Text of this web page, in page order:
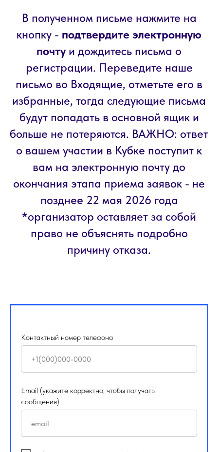
В полученном письме нажмите на
кнопку - подтвердите электронную
почту и дождитесь письма о
регистрации. Переведите наше
письмо во Входящие, отметьте его в
избранные, тогда следующие письма
будут попадать в основной ящик и
больше не потеряются. ВАЖНО: ответ
о вашем участии в Кубке поступит к
вам на электронную почту до
окончания этапа приема заявок - не
позднее 22 мая 2026 года
*организатор оставляет за собой
право не объяснять подробно
причину отказа.
Контактный номер телефона
Email (укажите корректно, чтобы получать
сообщения)